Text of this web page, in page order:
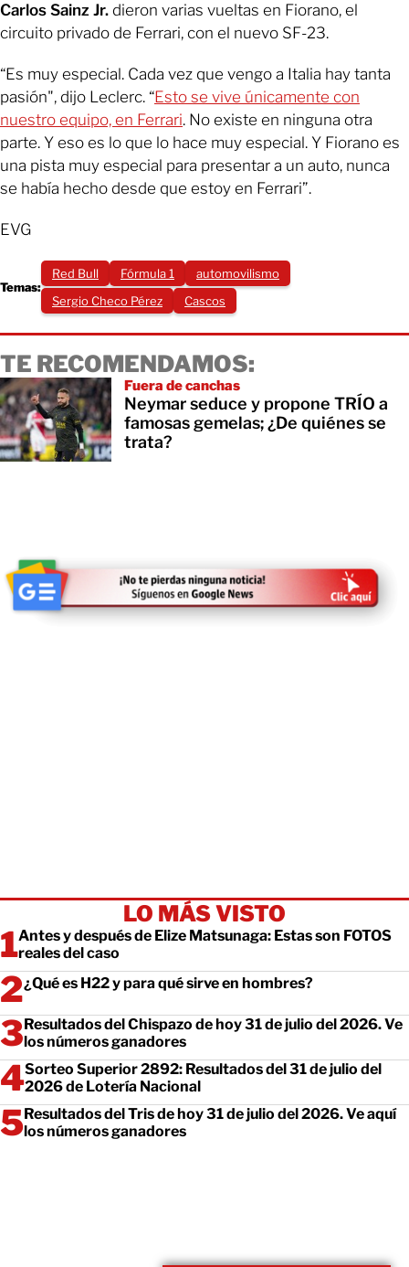
Carlos Sainz Jr. dieron varias vueltas en Fiorano, el
circuito privado de Ferrari, con el nuevo SF-23.
“Es muy especial. Cada vez que vengo a Italia hay tanta
pasión", dijo Leclerc. “Esto se vive únicamente con
nuestro equipo, en Ferrari. No existe en ninguna otra
parte. Y eso es lo que lo hace muy especial. Y Fiorano es
una pista muy especial para presentar a un auto, nunca
se había hecho desde que estoy en Ferrari”.
EVG
Temas:
Red Bull Fórmula 1
automovilismo
Sergio Checo Pérez
Cascos
TE RECOMENDAMOS:
Fuera de canchas
Neymar seduce y propone TRÍO a
famosas gemelas; ¿De quiénes se
trata?
LO MÁS VISTO
Antes y después de Elize Matsunaga: Estas son FOTOS
reales del caso
¿Qué es H22 y para qué sirve en hombres?
Resultados del Chispazo de hoy 31 de julio del 2026. Ve
los números ganadores
Sorteo Superior 2892: Resultados del 31 de julio del
2026 de Lotería Nacional
Resultados del Tris de hoy 31 de julio del 2026. Ve aquí
los números ganadores